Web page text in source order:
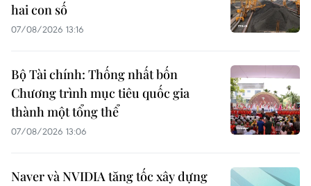
hai con số
07/08/2026 13:16
Bộ Tài chính: Thống nhất bốn
Chương trình mục tiêu quốc gia
thành một tổng thể
07/08/2026 13:06
Naver và NVIDIA tăng tốc xây dựng